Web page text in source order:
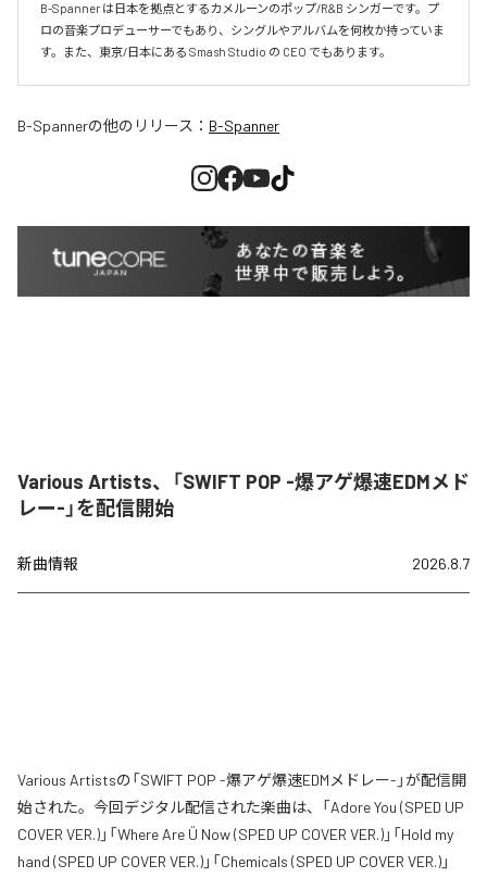
B-Spanner は日本を拠点とするカメルーンのポップ/R&B シンガーです。プ
ロの音楽プロデューサーでもあり、シングルやアルバムを何枚か持っていま
す。また、東京/日本にある Smash Studio の CEO でもあります。
B-Spannerの他のリリース： B-Spanner
Various Artists、「SWIFT POP -爆アゲ爆速EDMメド
レー-」を配信開始
新曲情報 2026.8.7
Various Artistsの「SWIFT POP -爆アゲ爆速EDMメドレー-」が配信開
始された。今回デジタル配信された楽曲は、「Adore You (SPED UP
COVER VER.)」「Where Are Ü Now (SPED UP COVER VER.)」「Hold my
hand (SPED UP COVER VER.)」「Chemicals (SPED UP COVER VER.)」